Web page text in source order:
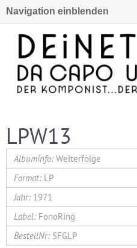
Navigation einblenden
LPW13
Welterfolge
LP
1971
FonoRing
SFGLP